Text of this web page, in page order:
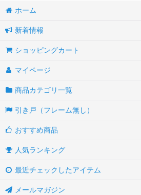
ホーム
新着情報
ショッピングカート
マイページ
商品カテゴリ一覧
引き戸（フレーム無し）
おすすめ商品
人気ランキング
最近チェックしたアイテム
メールマガジン